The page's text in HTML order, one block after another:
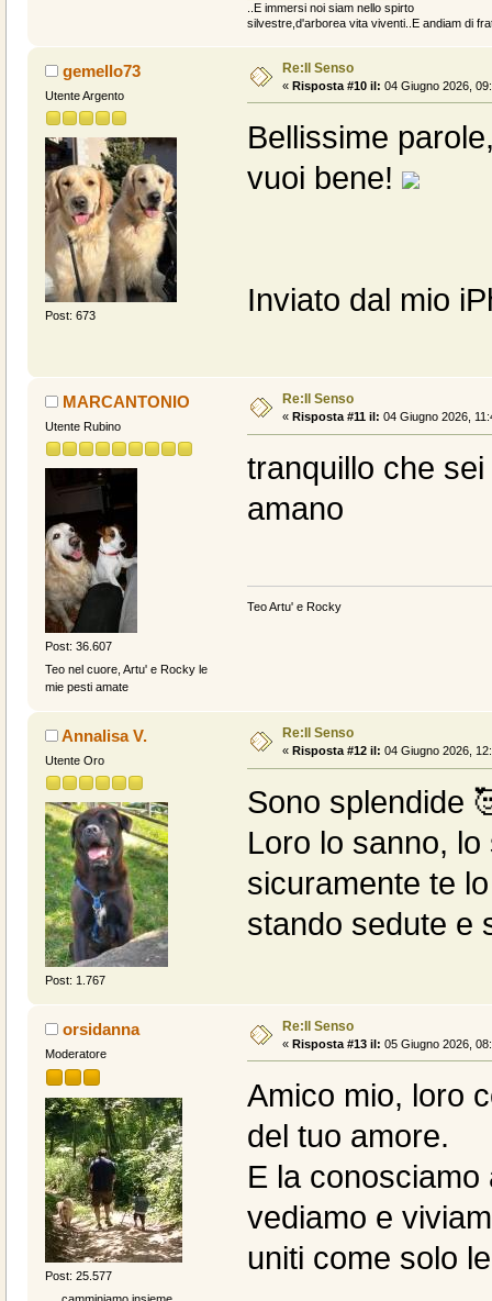
..E immersi noi siam nello spirto
silvestre,d'arborea vita viventi..E andiam di
gemello73
Utente Argento
Post: 673
Re:Il Senso
« Risposta #10 il: 04 Giugno 2026,
Bellissime
vuoi bene!
Inviato dal mio
MARCANTONIO
Utente Rubino
Post: 36.607
Teo nel cuore, Artu' e Rocky le
mie pesti amate
Re:Il Senso
« Risposta #11 il: 04 Giugno 2026,
tranquillo che
amano
Teo Artu' e Rocky
Annalisa V.
Utente Oro
Post: 1.767
Re:Il Senso
« Risposta #12 il: 04 Giugno 2026,
Sono splendide
Loro lo sanno,
sicuramente te
stando sedute e
orsidanna
Moderatore
Post: 25.577
Re:Il Senso
« Risposta #13 il: 05 Giugno 2026,
Amico mio, loro
del tuo amore.
E la
vediamo e
uniti come solo